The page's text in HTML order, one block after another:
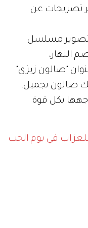
تصريحات عن
لتصوير مسلسل
النهار،
"صالون زيزي"
صالون تجميل،
بكل قوة
في يوم الحب